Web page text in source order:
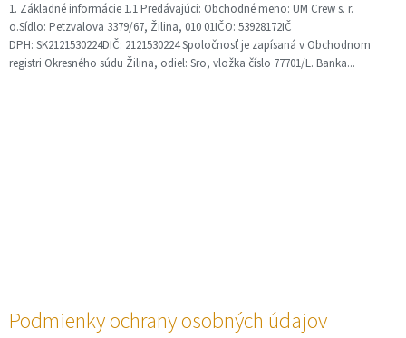
1. Základné informácie 1.1 Predávajúci: Obchodné meno: UM Crew s. r.
o.Sídlo: Petzvalova 3379/67, Žilina, 010 01IČO: 53928172IČ
DPH: SK2121530224DIČ: 2121530224 Spoločnosť je zapísaná v Obchodnom
registri Okresného súdu Žilina, odiel: Sro, vložka číslo 77701/L. Banka...
Podmienky ochrany osobných údajov